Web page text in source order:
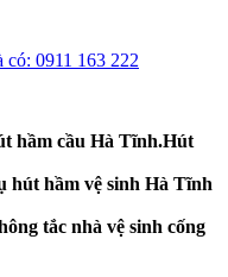
0911 163 222
hầm cầu Hà Tĩnh.Hút
hút hầm vệ sinh Hà Tĩnh
tắc nhà vệ sinh cống